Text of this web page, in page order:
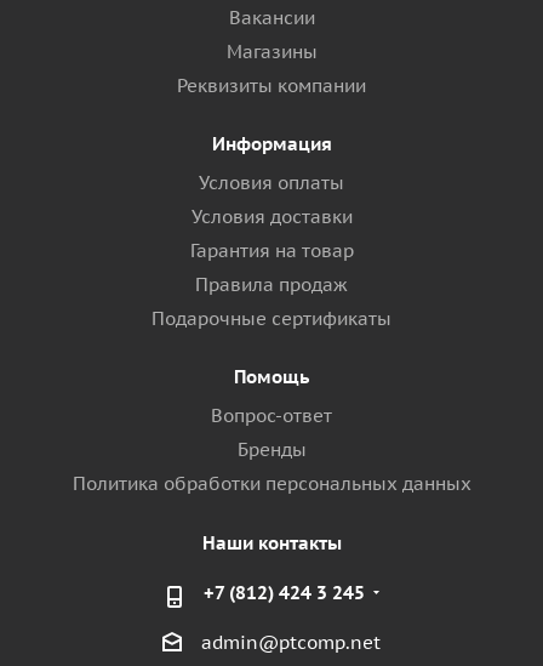
Вакансии
Магазины
Реквизиты компании
Информация
Условия оплаты
Условия доставки
Гарантия на товар
Правила продаж
Подарочные сертификаты
Помощь
Вопрос-ответ
Бренды
Политика обработки персональных данных
Наши контакты
+7 (812) 424 3 245
admin@ptcomp.net